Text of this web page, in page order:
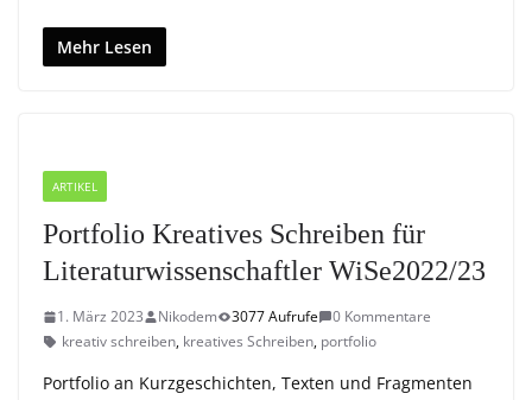
Mehr Lesen
ARTIKEL
Portfolio Kreatives Schreiben für
Literaturwissenschaftler WiSe2022/23
1. März 2023 Nikodem 3077 Aufrufe
0 Kommentare
kreativ schreiben, kreatives Schreiben, portfolio
Portfolio an Kurzgeschichten, Texten und Fragmenten